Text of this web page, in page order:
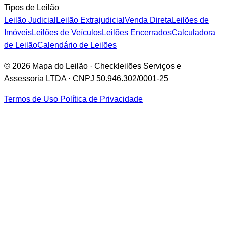
Tipos de Leilão
Leilão Judicial Leilão Extrajudicial Venda Direta Leilões de
ImóveisLeilões de VeículosLeilões EncerradosCalculadora
de LeilãoCalendário de Leilões
© 2026 Mapa do Leilão · Checkleilões Serviços e
Assessoria LTDA · CNPJ 50.946.302/0001-25
Termos de Uso Política de Privacidade